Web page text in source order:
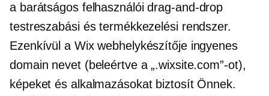
a barátságos felhasználói drag-and-drop
testreszabási és termékkezelési rendszer.
Ezenkívül a Wix webhelykészítője ingyenes
domain nevet (beleértve a „.wixsite.com”-ot),
képeket és alkalmazásokat biztosít Önnek.